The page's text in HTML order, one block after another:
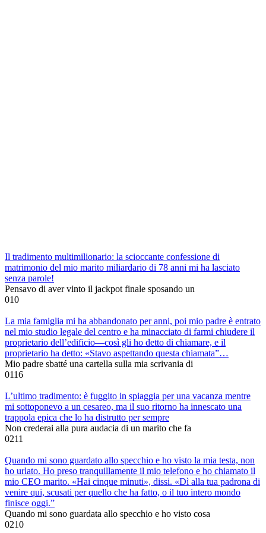
Il tradimento multimilionario: la scioccante confessione di
matrimonio del mio marito miliardario di 78 anni mi ha lasciato
senza parole!
Pensavo di aver vinto il jackpot finale sposando un
010
La mia famiglia mi ha abbandonato per anni, poi mio padre è entrato
nel mio studio legale del centro e ha minacciato di farmi chiudere il
proprietario dell’edificio—così gli ho detto di chiamare, e il
proprietario ha detto: «Stavo aspettando questa chiamata”…
Mio padre sbatté una cartella sulla mia scrivania di
0116
L’ultimo tradimento: è fuggito in spiaggia per una vacanza mentre
mi sottoponevo a un cesareo, ma il suo ritorno ha innescato una
trappola epica che lo ha distrutto per sempre
Non crederai alla pura audacia di un marito che fa
0211
Quando mi sono guardato allo specchio e ho visto la mia testa, non
ho urlato. Ho preso tranquillamente il mio telefono e ho chiamato il
mio CEO marito. «Hai cinque minuti», dissi. «Dì alla tua padrona di
venire qui, scusati per quello che ha fatto, o il tuo intero mondo
finisce oggi.”
Quando mi sono guardata allo specchio e ho visto cosa
0210